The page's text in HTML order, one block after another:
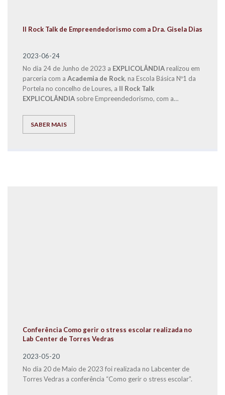
II Rock Talk de Empreendedorismo com a Dra. Gisela Dias
2023-06-24
No dia 24 de Junho de 2023 a EXPLICOLÂNDIArealizou em
parceria com a Academia de Rock, na Escola Básica Nº1 da
Portela no concelho de Loures, a II Rock Talk
EXPLICOLÂNDIA sobre Empreendedorismo, com a
SABER MAIS
Conferência Como gerir o stress escolar realizada no
Lab Center de Torres Vedras
2023-05-20
No dia 20 de Maio de 2023 foi realizada no Labcenter de
Torres Vedras a conferência “Como gerir o stress escolar”.